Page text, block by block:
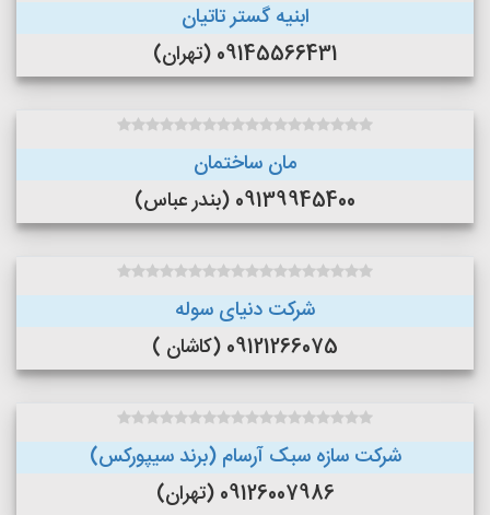
ابنیه گستر تاتیان
09145566431 (تهران)
مان ساختمان
09139945400 (بندر عباس)
شرکت دنیای سوله
09121266075 (کاشان )
شرکت سازه سبک آرسام (برند سیپورکس)
09126007986 (تهران)